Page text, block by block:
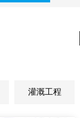
灌溉工程